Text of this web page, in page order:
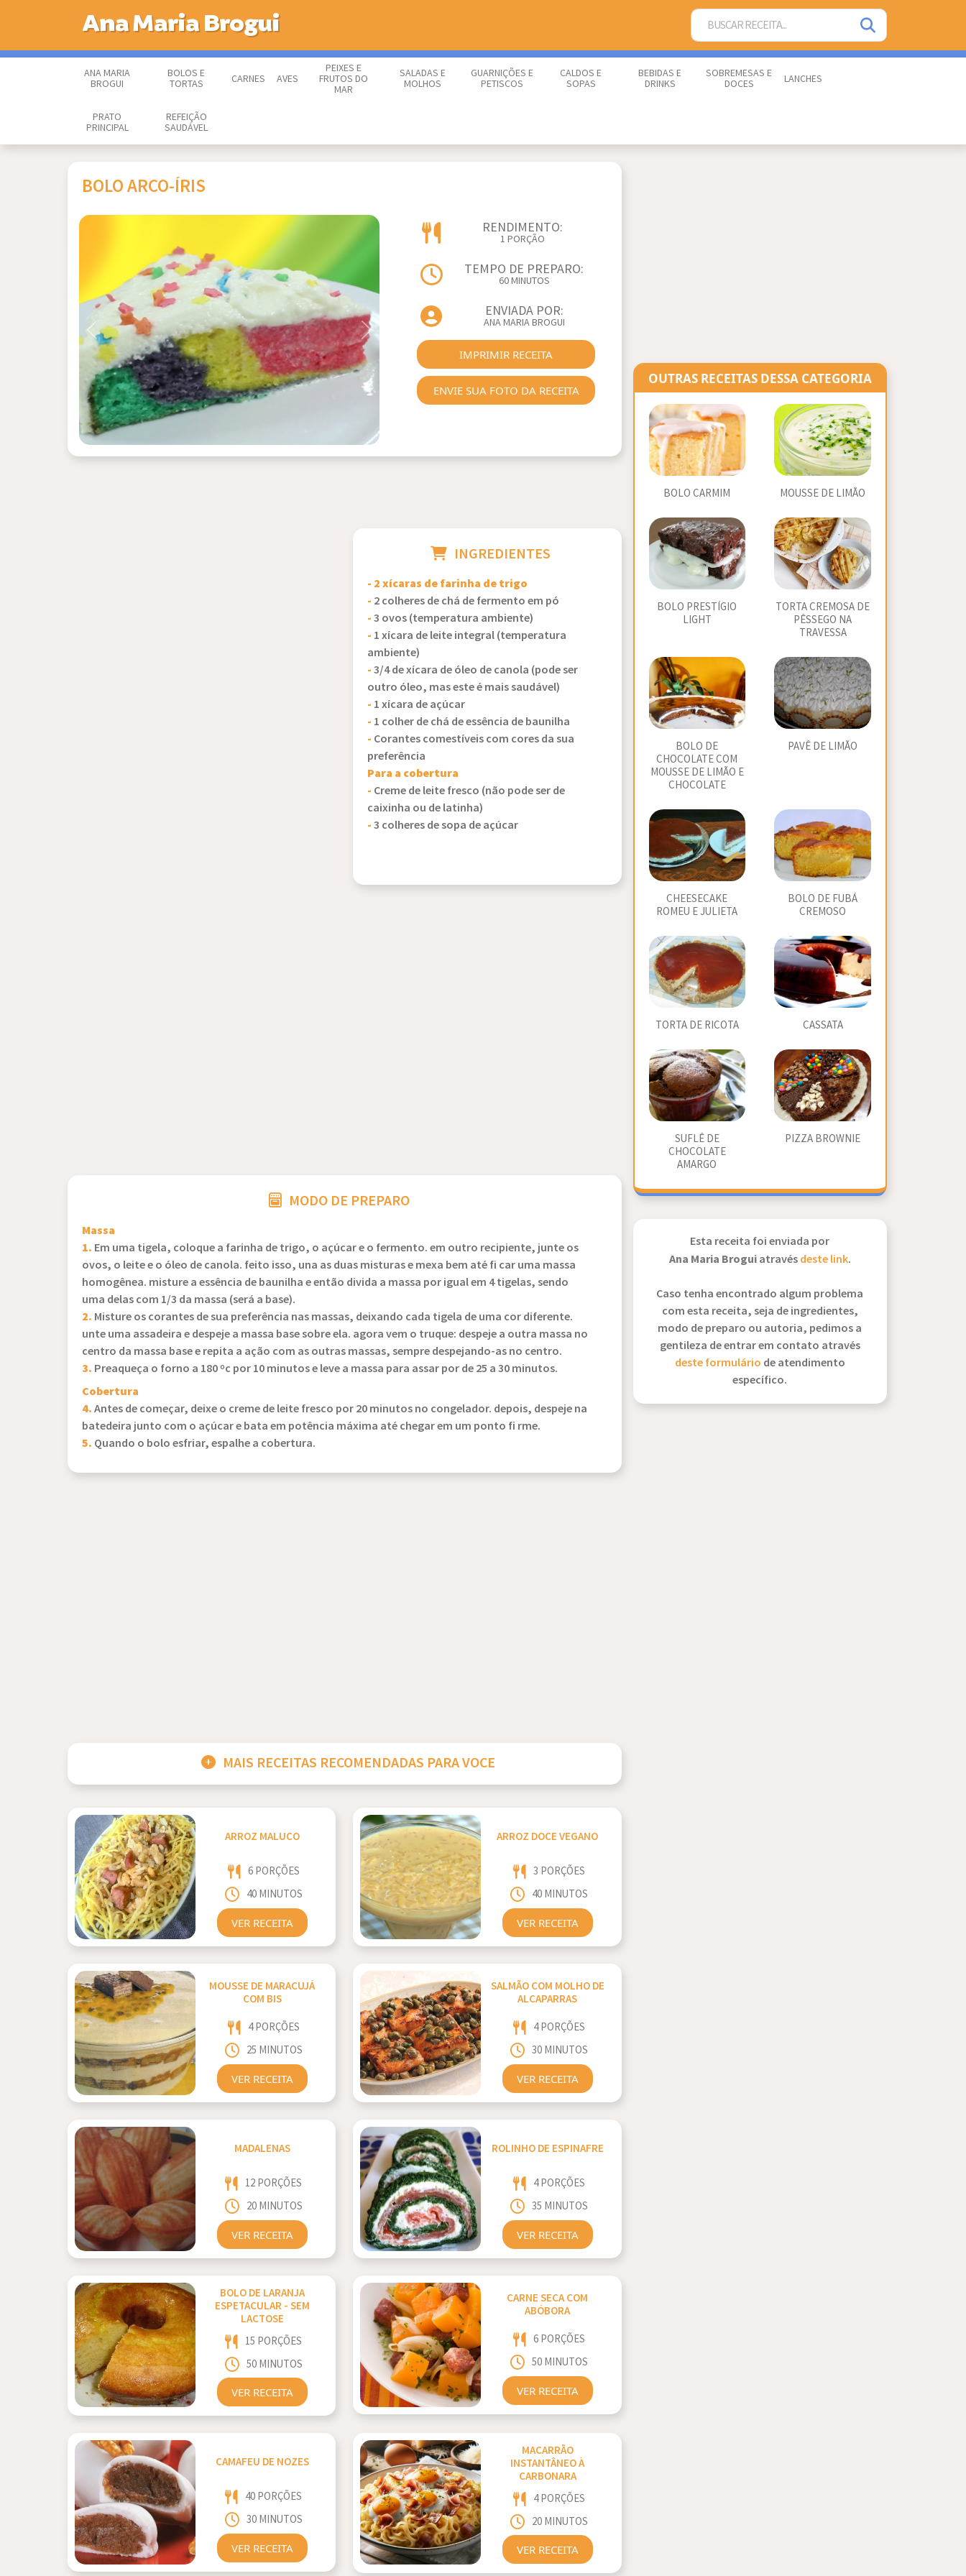
Ana Maria Brogui
ANA MARIA
BROGUI
BOLOS E
TORTAS
CARNES AVES
PEIXES E
FRUTOS DO
MAR
SALADAS E
MOLHOS
GUARNIÇÕES E
PETISCOS
CALDOS E
SOPAS
BEBIDAS E
DRINKS
SOBREMESAS E
DOCES
LANCHES
PRATO
PRINCIPAL
REFEIÇÃO
SAUDÁVEL
BOLO ARCO-ÍRIS
Previous Next
RENDIMENTO:
1 PORÇÃO
TEMPO DE PREPARO:
60 MINUTOS
ENVIADA POR:
ANA MARIA BROGUI
IMPRIMIR RECEITA
ENVIE SUA FOTO DA RECEITA
INGREDIENTES
- 2 xícaras de farinha de trigo
- 2 colheres de chá de fermento em pó
-3 ovos (temperatura ambiente)
- 1 xícara de leite integral (temperatura
ambiente)
-3/4 de xícara de óleo de canola (pode ser
outro óleo, mas este é mais saudável)
- 1 xícara de açúcar
- 1 colher de chá de essência de baunilha
- Corantes comestíveis com cores da sua
preferência
Para a cobertura
- Creme de leite fresco (não pode ser de
caixinha ou de latinha)
-3 colheres de sopa de açúcar
MODO DE PREPARO
Massa
1. Em uma tigela, coloque a farinha de trigo, o açúcar e o fermento. em outro recipiente, junte os
ovos, o leite e o óleo de canola. feito isso, una as duas misturas e mexa bem até fi car uma massa
homogênea. misture a essência de baunilha e então divida a massa por igual em 4 tigelas, sendo
uma delas com 1/3 da massa (será a base).
2. Misture os corantes de sua preferência nas massas, deixando cada tigela de uma cor diferente.
unte uma assadeira e despeje a massa base sobre ela. agora vem o truque: despeje a outra massa no
centro da massa base e repita a ação com as outras massas, sempre despejando-as no centro.
3. Preaqueça o forno a 180 ºc por 10 minutos e leve a massa para assar por de 25 a 30 minutos.
Cobertura
4.Antes de começar, deixe o creme de leite fresco por 20 minutos no congelador. depois, despeje na
batedeira junto com o açúcar e bata em potência máxima até chegar em um ponto fi rme.
5. Quando o bolo esfriar, espalhe a cobertura.
MAIS RECEITAS RECOMENDADAS PARA VOCE
ARROZ MALUCO
6 PORÇÕES
40 MINUTOS
VER RECEITA
ARROZ DOCE VEGANO
3 PORÇÕES
40 MINUTOS
VER RECEITA
MOUSSE DE MARACUJÁ
COM BIS
4 PORÇÕES
25 MINUTOS
VER RECEITA
SALMÃO COM MOLHO DE
ALCAPARRAS
4 PORÇÕES
30 MINUTOS
VER RECEITA
MADALENAS
12 PORÇÕES
20 MINUTOS
VER RECEITA
ROLINHO DE ESPINAFRE
4 PORÇÕES
35 MINUTOS
VER RECEITA
BOLO DE LARANJA
ESPETACULAR - SEM
LACTOSE
15 PORÇÕES
50 MINUTOS
VER RECEITA
CARNE SECA COM
ABÓBORA
6 PORÇÕES
50 MINUTOS
VER RECEITA
CAMAFEU DE NOZES
40 PORÇÕES
30 MINUTOS
VER RECEITA
MACARRÃO
INSTANTÂNEO À
CARBONARA
4 PORÇÕES
20 MINUTOS
VER RECEITA
OUTRAS RECEITAS DESSA CATEGORIA
BOLO CARMIM MOUSSE DE LIMÃO
BOLO PRESTÍGIO
LIGHT
TORTA CREMOSA DE
PÊSSEGO NA
TRAVESSA
BOLO DE
CHOCOLATE COM
MOUSSE DE LIMÃO E
CHOCOLATE
PAVÊ DE LIMÃO
CHEESECAKE
ROMEU E JULIETA
BOLO DE FUBÁ
CREMOSO
TORTA DE RICOTA CASSATA
SUFLÊ DE
CHOCOLATE
AMARGO
PIZZA BROWNIE
Esta receita foi enviada por
Ana Maria Broguiatravésdeste link.
Caso tenha encontrado algum problema
com esta receita, seja de ingredientes,
modo de preparo ou autoria, pedimos a
gentileza de entrar em contato através
deste formulário de atendimento
específico.